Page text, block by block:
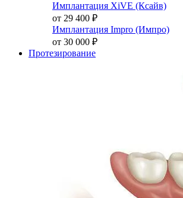
Имплантация XiVE (Ксайв)
от 29 400 ₽
Имплантация Impro (Импро)
от 30 000 ₽
Протезирование